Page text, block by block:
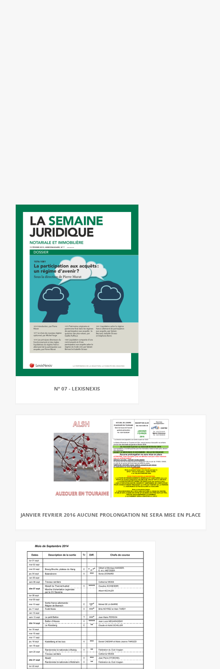
N° 07 - LEXISNEXIS
JANVIER FEVRIER 2016 AUCUNE PROLONGATION NE SERA MISE EN PLACE